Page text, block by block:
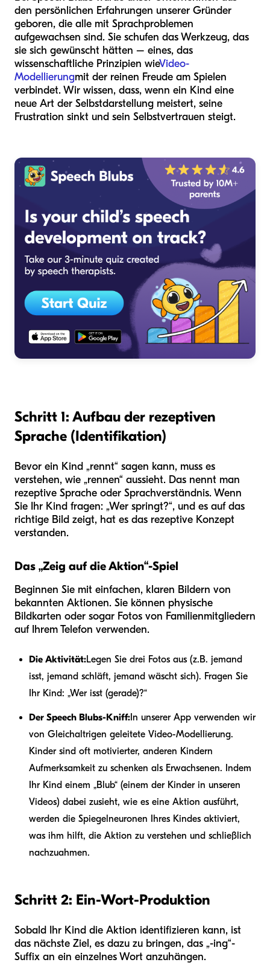
den persönlichen Erfahrungen unserer Gründer
geboren, die alle mit Sprachproblemen
aufgewachsen sind. Sie schufen das Werkzeug, das
sie sich gewünscht hätten – eines, das
wissenschaftliche Prinzipien wieVideo-
Modellierungmit der reinen Freude am Spielen
verbindet. Wir wissen, dass, wenn ein Kind eine
neue Art der Selbstdarstellung meistert, seine
Frustration sinkt und sein Selbstvertrauen steigt.
Schritt 1: Aufbau der rezeptiven
Sprache (Identifikation)
Bevor ein Kind „rennt“ sagen kann, muss es
verstehen, wie „rennen“ aussieht. Das nennt man
rezeptive Sprache oder Sprachverständnis. Wenn
Sie Ihr Kind fragen: „Wer springt?“, und es auf das
richtige Bild zeigt, hat es das rezeptive Konzept
verstanden.
Das „Zeig auf die Aktion“-Spiel
Beginnen Sie mit einfachen, klaren Bildern von
bekannten Aktionen. Sie können physische
Bildkarten oder sogar Fotos von Familienmitgliedern
auf Ihrem Telefon verwenden.
Die Aktivität:Legen Sie drei Fotos aus (z.B. jemand
isst, jemand schläft, jemand wäscht sich). Fragen Sie
Ihr Kind: „Wer isst (gerade)?“
Der Speech Blubs-Kniff: In unserer App verwenden wir
von Gleichaltrigen geleitete Video-Modellierung.
Kinder sind oft motivierter, anderen Kindern
Aufmerksamkeit zu schenken als Erwachsenen. Indem
Ihr Kind einem „Blub“ (einem der Kinder in unseren
Videos) dabei zusieht, wie es eine Aktion ausführt,
werden die Spiegelneuronen Ihres Kindes aktiviert,
was ihm hilft, die Aktion zu verstehen und schließlich
nachzuahmen.
Schritt 2: Ein-Wort-Produktion
Sobald Ihr Kind die Aktion identifizieren kann, ist
das nächste Ziel, es dazu zu bringen, das „-ing“-
Suffix an ein einzelnes Wort anzuhängen.